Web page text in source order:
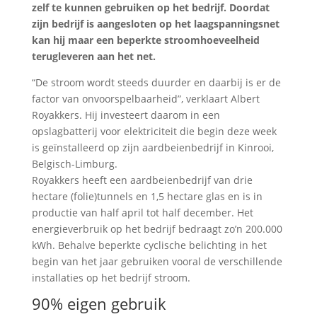
zelf te kunnen gebruiken op het bedrijf. Doordat
zijn bedrijf is aangesloten op het laagspanningsnet
kan hij maar een beperkte stroomhoeveelheid
terugleveren aan het net.
“De stroom wordt steeds duurder en daarbij is er de
factor van onvoorspelbaarheid”, verklaart Albert
Royakkers. Hij investeert daarom in een
opslagbatterij voor elektriciteit die begin deze week
is geïnstalleerd op zijn aardbeienbedrijf in Kinrooi,
Belgisch-Limburg.
Royakkers heeft een aardbeienbedrijf van drie
hectare (folie)tunnels en 1,5 hectare glas en is in
productie van half april tot half december. Het
energieverbruik op het bedrijf bedraagt zo’n 200.000
kWh. Behalve beperkte cyclische belichting in het
begin van het jaar gebruiken vooral de verschillende
installaties op het bedrijf stroom.
90% eigen gebruik